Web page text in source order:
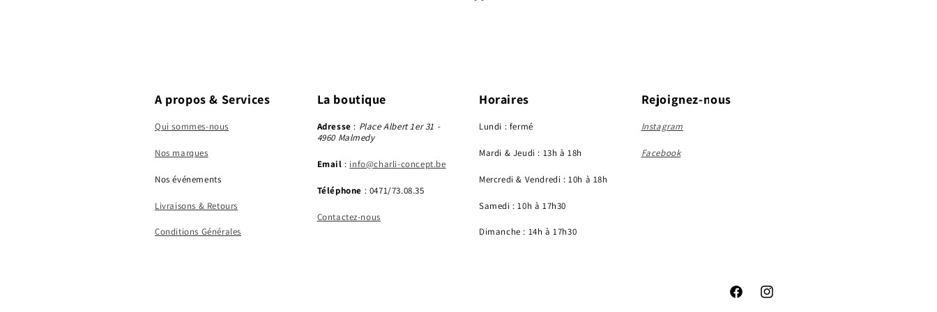
A propos & Services
Qui sommes-nous
Nos marques
Nos événements
Livraisons & Retours
Conditions Générales
La boutique
Adresse : Place Albert 1er 31 -
4960 Malmedy
Email : info@charli-concept.be
Téléphone : 0471/73.08.35
Contactez-nous
Horaires
Lundi : fermé
Mardi & Jeudi : 13h à 18h
Mercredi & Vendredi : 10h à 18h
Samedi : 10h à 17h30
Dimanche : 14h à 17h30
Rejoignez-nous
Instagram
Facebook
FacebookInstagram